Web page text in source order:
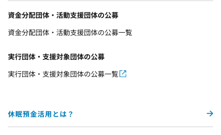
資金分配団体・活動支援団体の公募
資金分配団体・活動支援団体の公募一覧
実行団体・支援対象団体の公募
実行団体・支援対象団体の公募一覧
休眠預金活用とは？